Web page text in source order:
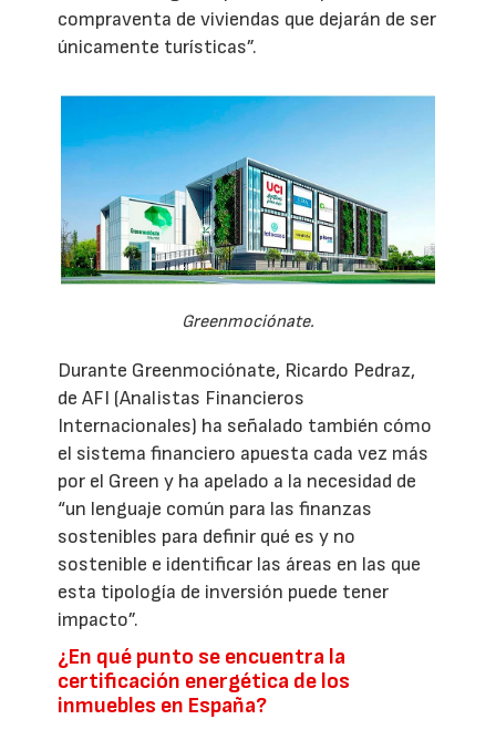
compraventa de viviendas que dejarán de ser
únicamente turísticas”.
Greenmociónate.
Durante Greenmociónate, Ricardo Pedraz,
de AFI (Analistas Financieros
Internacionales) ha señalado también cómo
el sistema financiero apuesta cada vez más
por el Green y ha apelado a la necesidad de
“un lenguaje común para las finanzas
sostenibles para definir qué es y no
sostenible e identificar las áreas en las que
esta tipología de inversión puede tener
impacto”.
¿En qué punto se encuentra la
certificación energética de los
inmuebles en España?